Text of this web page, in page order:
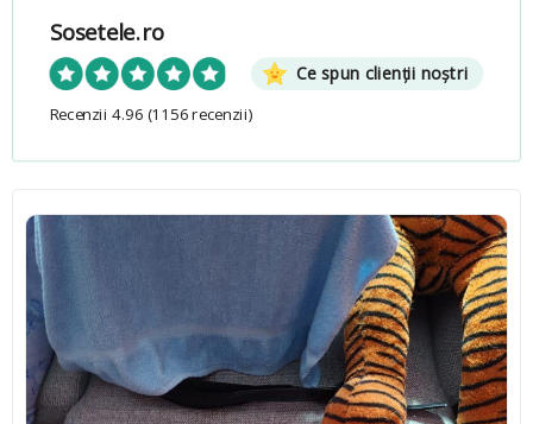
Sosetele.ro
Ce spun clienții noștri
Recenzii 4.96 (1156 recenzii)